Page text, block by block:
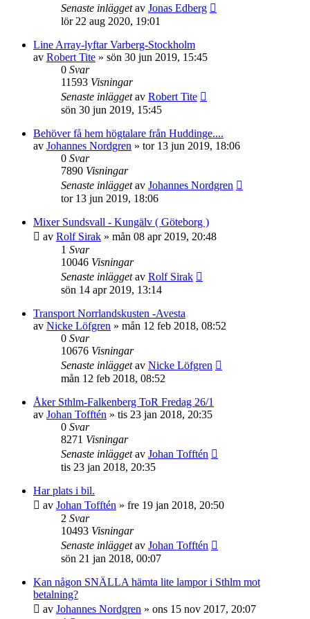
Senaste inläggetav Jonas Edberg
lör 22 aug 2020, 19:01
Line Array-lyftar Varberg-Stockholm
av Robert Tite » sön 30 jun 2019, 15:45
0 Svar
11593 Visningar
Senaste inläggetav Robert Tite
sön 30 jun 2019, 15:45
Behöver få hem högtalare från Huddinge....
av Johannes Nordgren » tor 13 jun 2019, 18:06
0 Svar
7890 Visningar
Senaste inläggetav Johannes Nordgren
tor 13 jun 2019, 18:06
Mixer Sundsvall - Kungälv ( Göteborg )
av Rolf Sirak » mån 08 apr 2019, 20:48
1 Svar
10046 Visningar
Senaste inläggetav Rolf Sirak
sön 14 apr 2019, 13:14
Transport Norrlandskusten -Avesta
av Nicke Löfgren » mån 12 feb 2018, 08:52
0 Svar
10676 Visningar
Senaste inläggetav Nicke Löfgren
mån 12 feb 2018, 08:52
Åker Sthlm-Falkenberg ToR Fredag 26/1
av Johan Tofftén » tis 23 jan 2018, 20:35
0 Svar
8271 Visningar
Senaste inläggetav Johan Tofftén
tis 23 jan 2018, 20:35
Har plats i bil.
av Johan Tofftén » fre 19 jan 2018, 20:50
2 Svar
10493 Visningar
Senaste inläggetav Johan Tofftén
sön 21 jan 2018, 00:07
Kan någon SNÄLLA hämta lite lampor i Sthlm mot
betalning?
av Johannes Nordgren » ons 15 nov 2017, 20:07